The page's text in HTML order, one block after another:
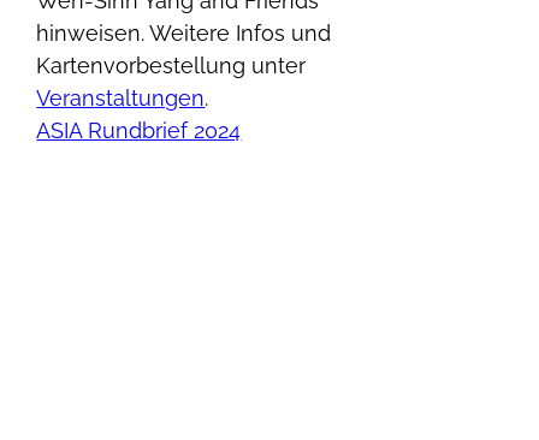
hinweisen. Weitere Infos und
Kartenvorbestellung unter
Veranstaltungen.
ASIA Rundbrief 2024